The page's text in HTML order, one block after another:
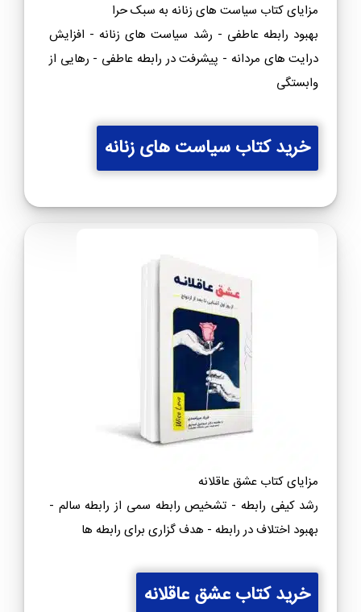
مزایای کتاب سیاست های زنانه به سبک حرا
بهبود رابطه عاطفی - رشد سیاست های زنانه - افزایش
درایت های مردانه - پیشرفت در رابطه عاطفی - رهایی از
وابستگی
خرید کتاب سیاست های زنانه
مزایای کتاب عشق عاقلانه
رشد کیفی رابطه - تشخیص رابطه سمی از رابطه سالم -
بهبود اختلاف در رابطه - هدف گزاری برای رابطه ها
خرید کتاب عشق عاقلانه